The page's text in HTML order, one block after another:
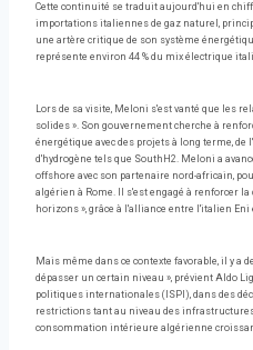
Cette continuité se traduit aujourd'hui en
importations italiennes de gaz naturel,
une artère critique de son système
représente environ 44 % du mix électrique
Lors de sa visite, Meloni s'est vanté que les
solides ». Son gouvernement cherche à
énergétique avec des projets à long terme,
d'hydrogène tels que SouthH2. Meloni a
offshore avec son partenaire nord-africain,
algérien à Rome. Il s'est engagé à renforcer
horizons », grâce à l'alliance entre l'italien
Mais même dans ce contexte favorable, il y a
dépasser un certain niveau », prévient Aldo
politiques internationales (ISPI), dans des
restrictions tant au niveau des
consommation intérieure algérienne